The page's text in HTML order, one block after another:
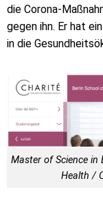
die Corona-
gegen ihn. Er hat
in die
Master of Science in
Health /